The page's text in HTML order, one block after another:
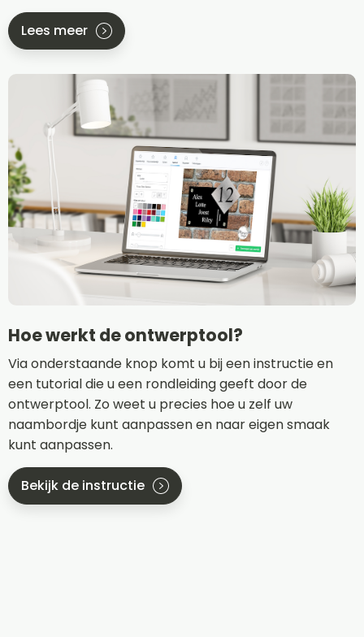
Lees meer
Hoe werkt de ontwerptool?
Via onderstaande knop komt u bij een instructie en
een tutorial die u een rondleiding geeft door de
ontwerptool. Zo weet u precies hoe u zelf uw
naambordje kunt aanpassen en naar eigen smaak
kunt aanpassen.
Bekijk de instructie